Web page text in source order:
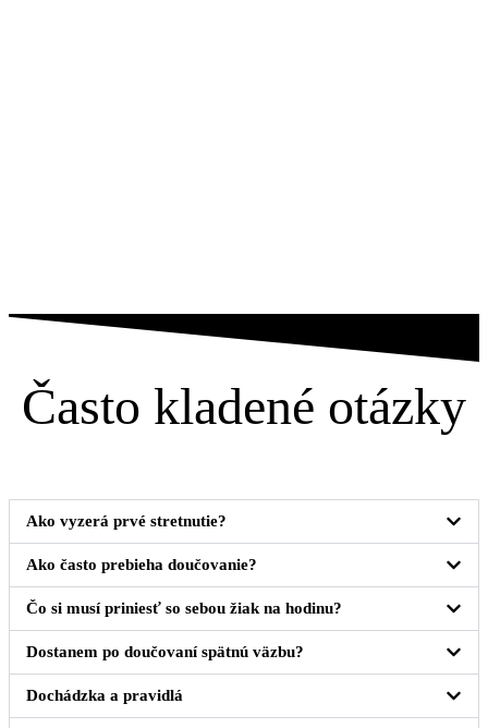
Často kladené otázky
Ako vyzerá prvé stretnutie?
Ako často prebieha doučovanie?
Čo si musí priniesť so sebou žiak na hodinu?
Dostanem po doučovaní spätnú väzbu?
Dochádzka a pravidlá